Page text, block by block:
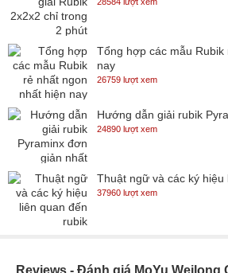
Tổng hợp các mẫu
nay
26759 lượt xem
Hướng dẫn giải rubik
24890 lượt xem
Thuật ngữ và các ký hiệu
37960 lượt xem